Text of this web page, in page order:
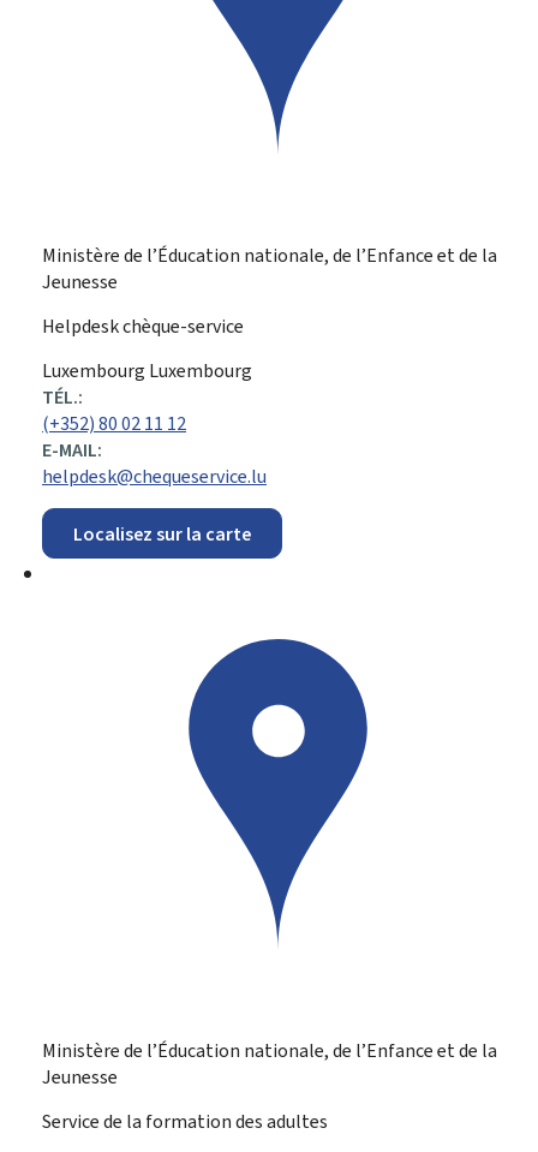
Ministère de l’Éducation nationale, de l’Enfance et de la
Jeunesse
Helpdesk chèque-service
ADRESSE
:
Luxembourg Luxembourg
TÉL.:
(+352) 80 02 11 12
E-MAIL:
helpdesk@chequeservice.lu
Localisez sur la carte
Ministère de l’Éducation nationale, de l’Enfance et de la
Jeunesse
Service de la formation des adultes